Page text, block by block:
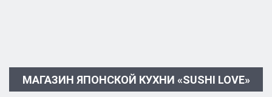
МАГАЗИН ЯПОНСКОЙ КУХНИ «SUSHI LOVE»